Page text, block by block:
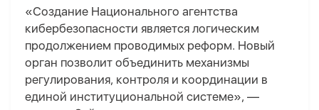
«Создание Национального агентства
кибербезопасности является логическим
продолжением проводимых реформ. Новый
орган позволит объединить механизмы
регулирования, контроля и координации в
единой институциональной системе», —